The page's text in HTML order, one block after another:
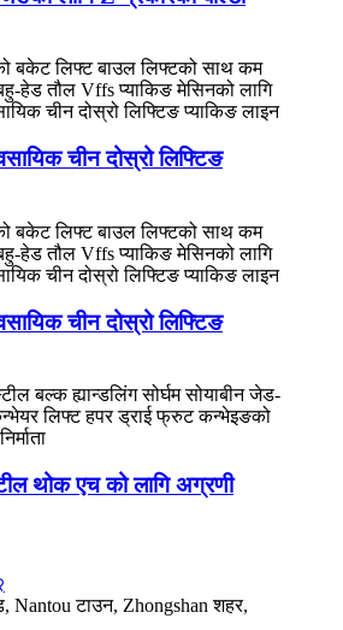
चीन दोस्रो लिफ्टिङ
चीन दोस्रो लिफ्टिङ
थोक एच को लागि अग्रणी
Nantou टाउन, Zhongshan शहर,